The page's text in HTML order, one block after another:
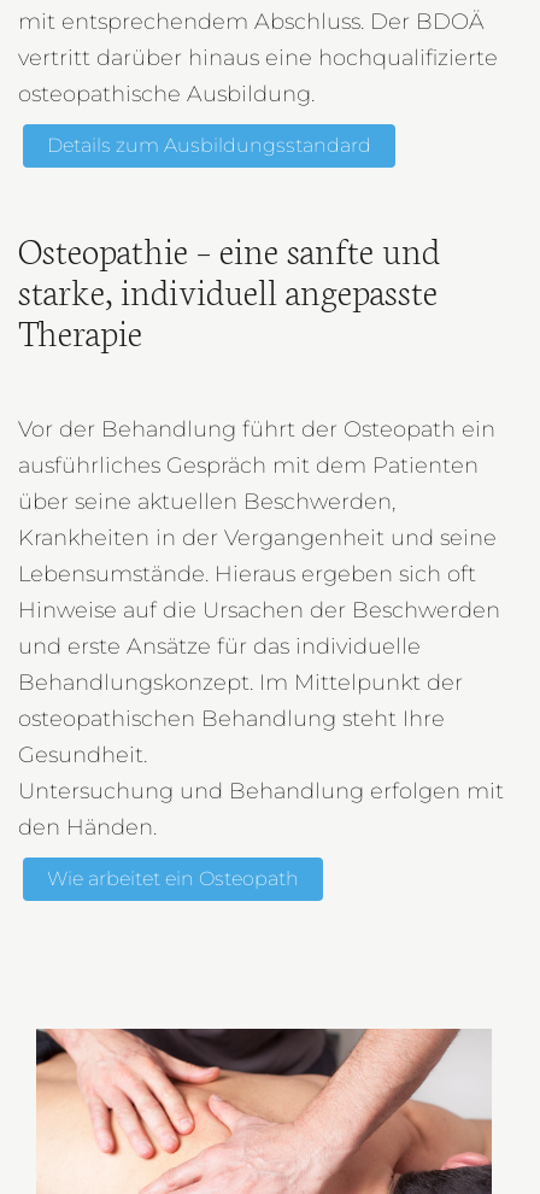
mit entsprechendem Abschluss. Der BDOÄ
vertritt darüber hinaus eine hochqualifizierte
osteopathische Ausbildung.
Details zum Ausbildungsstandard
Osteopathie – eine sanfte und
starke, individuell angepasste
Therapie
Vor der Behandlung führt der Osteopath ein
ausführliches Gespräch mit dem Patienten
über seine aktuellen Beschwerden,
Krankheiten in der Vergangenheit und seine
Lebensumstände. Hieraus ergeben sich oft
Hinweise auf die Ursachen der Beschwerden
und erste Ansätze für das individuelle
Behandlungskonzept. Im Mittelpunkt der
osteopathischen Behandlung steht Ihre
Gesundheit.
Untersuchung und Behandlung erfolgen mit
den Händen.
Wie arbeitet ein Osteopath